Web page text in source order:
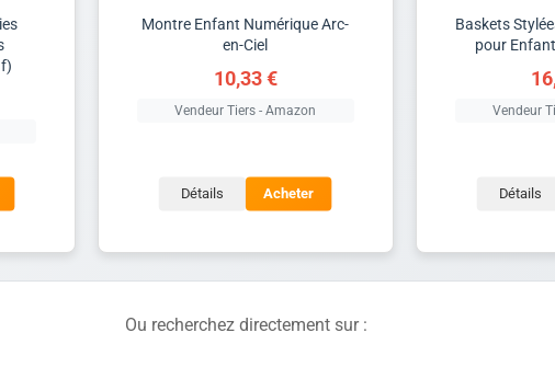
Montre Enfant Numérique Arc-
en-Ciel
10,33 €
Vendeur Tiers - Amazon
Détails Acheter
Baskets
pour
Vendeur
Détails
Ou recherchez directement sur :